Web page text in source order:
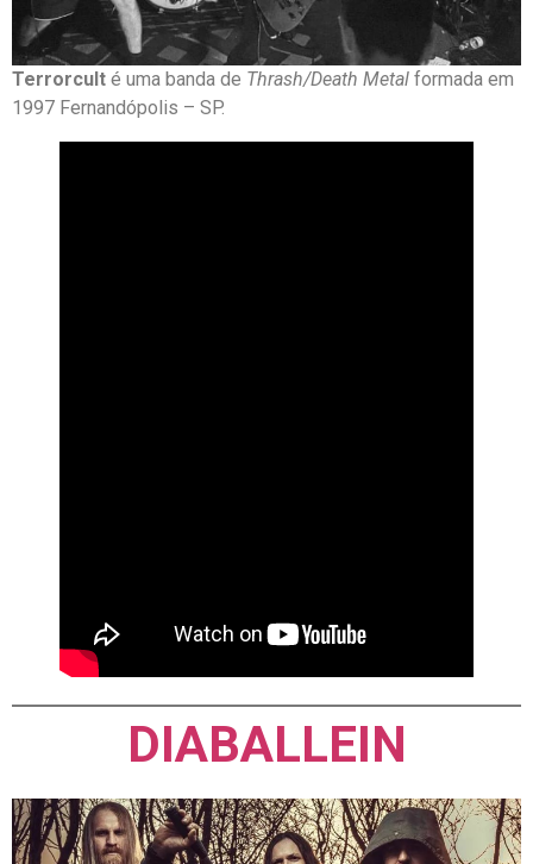
Terrorcult é uma banda de Thrash/Death Metal formada em
1997 Fernandópolis – SP.
DIABALLEIN